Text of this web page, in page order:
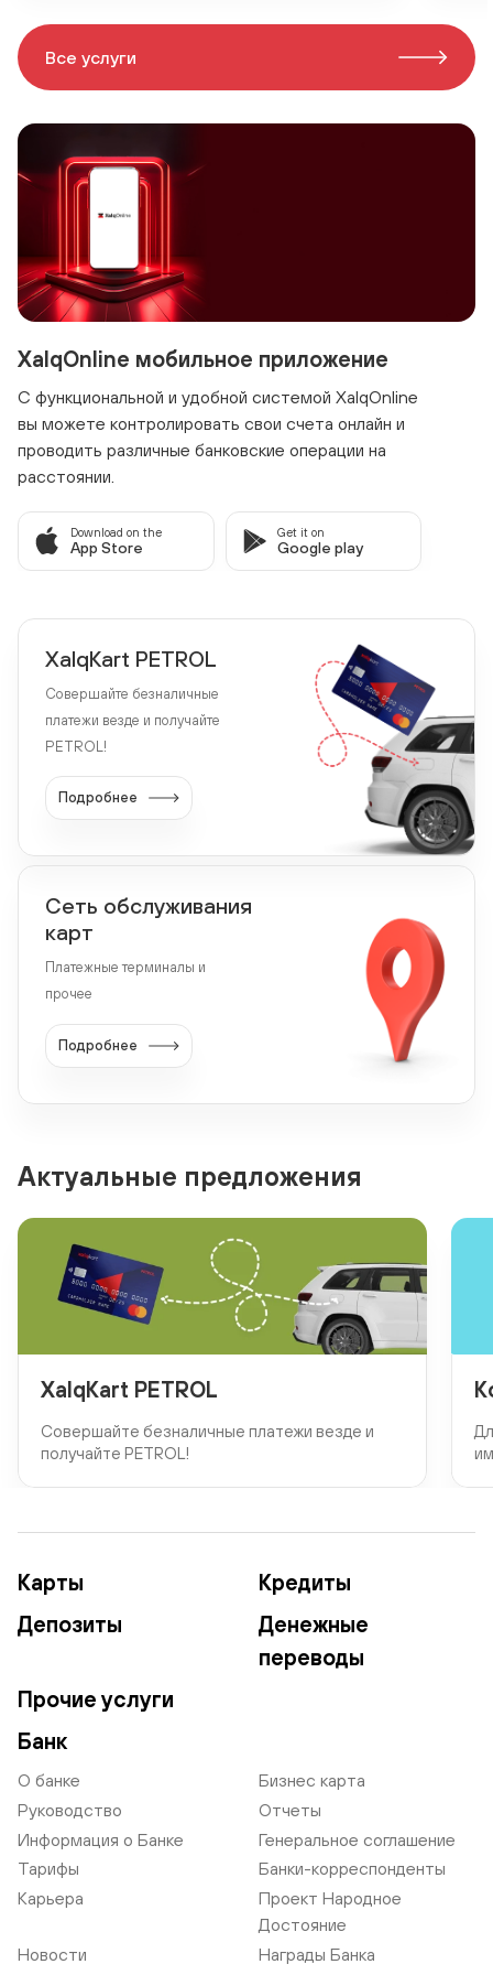
Все услуги
XalqOnline мобильное приложение
С функциональной и удобной системой XalqOnline
вы можете контролировать свои счета онлайн и
проводить различные банковские операции на
расстоянии.
Download on the
App Store
Get it on
Google play
XalqKart PETROL
Совершайте безналичные
платежи везде и получайте
PETROL!
Подробнее
Сеть обслуживания
карт
Платежные терминалы и
прочее
Подробнее
Актуальные предложения
XalqKart PETROL
Совершайте безналичные платежи везде и
получайте PETROL!
Карты
Кредиты
Депозиты
Денежные
переводы
Прочие услуги
Банк
О банке
Бизнес карта
Руководство
Отчеты
Информация о Банке
Генеральное соглашение
Тарифы
Банки-корреспонденты
Карьера
Проект Народное
Достояние
Новости
Награды Банка